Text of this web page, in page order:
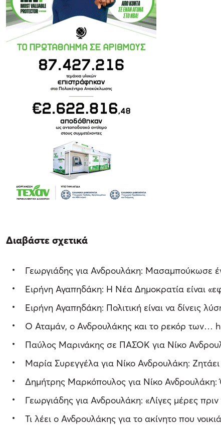
Διαβάστε σχετικά
Γεωργιάδης για Ανδρουλάκη: Μασαμπούκωσε
Ειρήνη Αγαπηδάκη: Η Νέα Δημοκρατία είναι
Ειρήνη Αγαπηδάκη: Πολιτική είναι να δίνεις
O Αταμάν, ο Ανδρουλάκης και το ρεκόρ των…
Παύλος Μαρινάκης σε ΠΑΣΟΚ για Νίκο
Μαρία Συρεγγέλα για Νίκο Ανδρουλάκη:
Δημήτρης Μαρκόπουλος για Νίκο Ανδρουλάκη:
Γεωργιάδης για Ανδρουλάκη: «Λίγες μέρες
Τι λέει ο Ανδρουλάκης για το ακίνητο που